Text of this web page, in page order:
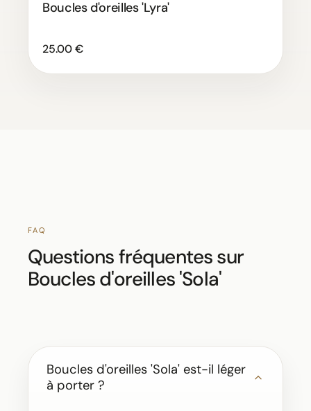
Boucles d'oreilles 'Lyra'
25.00 €
FAQ
Questions fréquentes sur
Boucles d'oreilles 'Sola'
Boucles d'oreilles 'Sola' est-il léger
à porter ?